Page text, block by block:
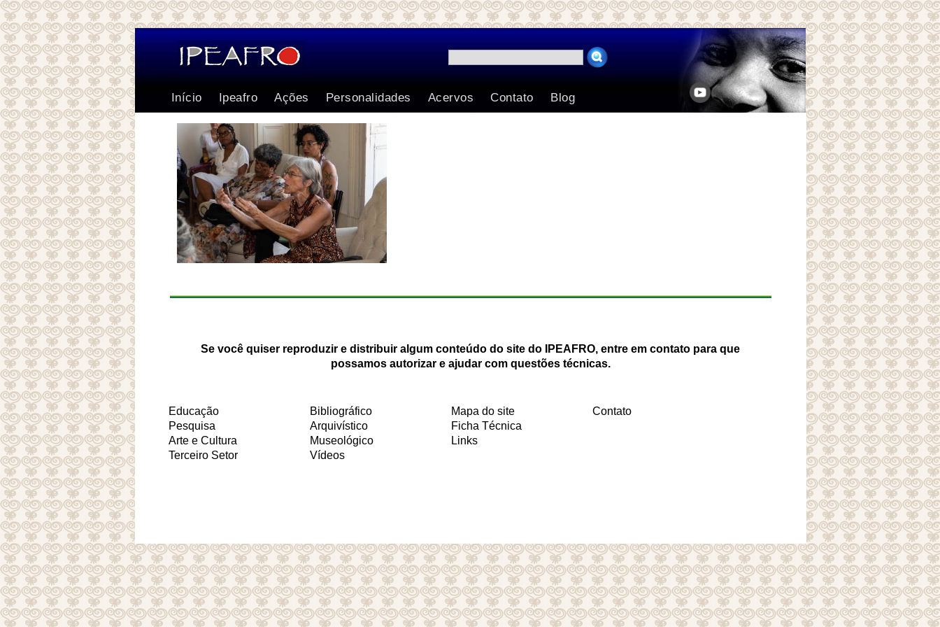
Search for:
Início Ipeafro Ações Personalidades Acervos Contato Blog
Se você quiser reproduzir e distribuir algum conteúdo do site do IPEAFRO, entre em contato para que
possamos autorizar e ajudar com questões técnicas.
Educação
Pesquisa
Arte e Cultura
Terceiro Setor
Bibliográfico
Arquivístico
Museológico
Vídeos
Mapa do site
Ficha Técnica
Links
Contato